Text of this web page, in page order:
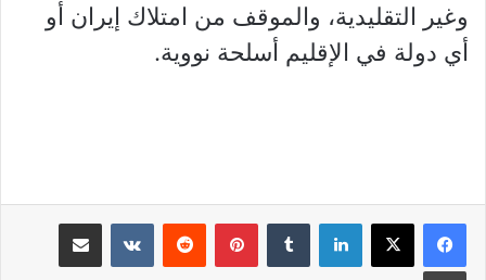
وغير التقليدية، والموقف من امتلاك إيران أو
أي دولة في الإقليم أسلحة نووية.
لينكدإن بينتيريست مشاركة عبر البريد
طباعة